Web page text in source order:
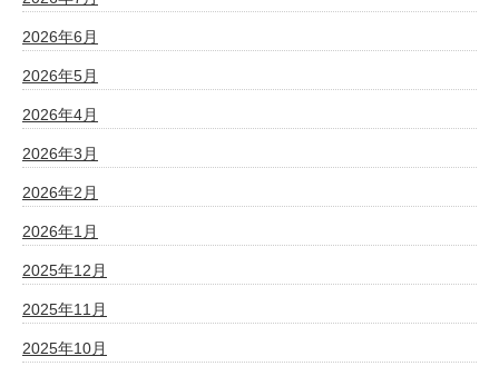
2026年6月
2026年5月
2026年4月
2026年3月
2026年2月
2026年1月
2025年12月
2025年11月
2025年10月